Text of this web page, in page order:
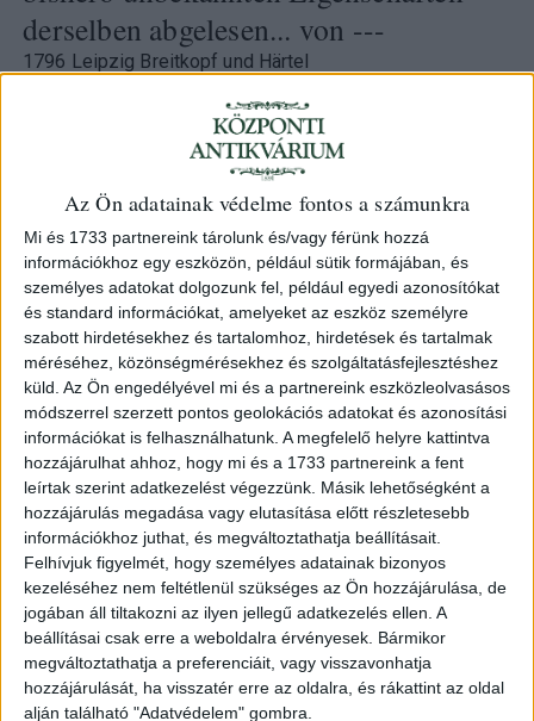
Az Ön adatainak védelme fontos a számunkra
Mi és 1733 partnereink tárolunk és/vagy férünk hozzá
információkhoz egy eszközön, például sütik formájában, és
személyes adatokat dolgozunk fel, például egyedi azonosítókat
és standard információkat, amelyeket az eszköz személyre
szabott hirdetésekhez és tartalomhoz, hirdetések és tartalmak
méréséhez, közönségmérésekhez és szolgáltatásfejlesztéshez
küld. Az Ön engedélyével mi és a partnereink eszközleolvasásos
módszerrel szerzett pontos geolokációs adatokat és azonosítási
információkat is felhasználhatunk. A megfelelő helyre kattintva
hozzájárulhat ahhoz, hogy mi és a 1733 partnereink a fent
leírtak szerint adatkezelést végezzünk. Másik lehetőségként a
hozzájárulás megadása vagy elutasítása előtt részletesebb
információkhoz juthat, és megváltoztathatja beállításait.
Felhívjuk figyelmét, hogy személyes adatainak bizonyos
kezeléséhez nem feltétlenül szükséges az Ön hozzájárulása, de
jogában áll tiltakozni az ilyen jellegű adatkezelés ellen. A
beállításai csak erre a weboldalra érvényesek. Bármikor
megváltoztathatja a preferenciáit, vagy visszavonhatja
hozzájárulását, ha visszatér erre az oldalra, és rákattint az oldal
alján található "Adatvédelem" gombra.
derselben abgelesen... von ---
1796 Leipzig Breitkopf und Härtel
/ 16.
64644
Az idősebb Beregszászi a finnugor nyelvrokonság-
elmélet ellenzője: a magyar nyelv kötődéseit a keleti, a
török és a perzsa nyelvekben véli megtalálni.
(8)+VIII+214+(2)p.
Korabeli kartonkötésben. Helyenként a lapszélen ceruzás
bejegyzésekkel.